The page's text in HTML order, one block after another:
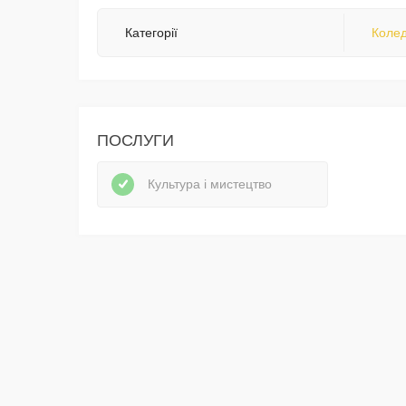
Категорії
ПОСЛУГИ
Культура і мистецтво